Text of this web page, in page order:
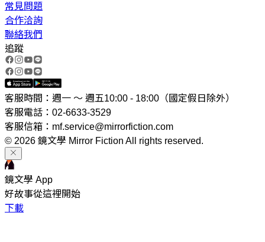
常見問題
合作洽詢
聯絡我們
追蹤
客服時間：週一 ～ 週五10:00 - 18:00（國定假日除外）
客服電話：02-6633-3529
客服信箱：mf.service@mirrorfiction.com
© 2026 鏡文學 Mirror Fiction All rights reserved.
鏡文學 App
好故事從這裡開始
下載